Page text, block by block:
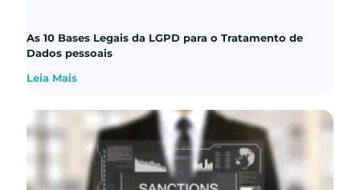
As 10 Bases Legais da LGPD para o Tratamento de
Dados pessoais
Leia Mais